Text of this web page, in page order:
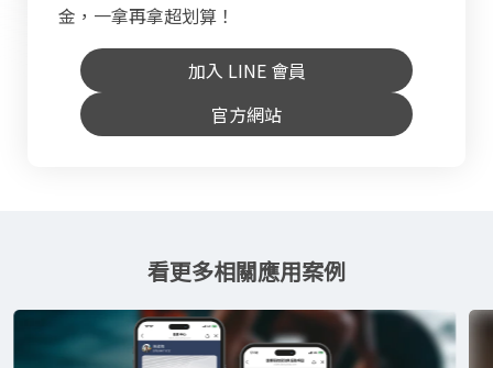
金，一拿再拿超划算！
加入 LINE 會員
官方網站
看更多相關應用案例